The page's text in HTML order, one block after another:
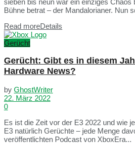
Bühne betrat – der Mandalorianer. Nun
Read moreDetails
Gerücht
Gerücht: Gibt es in diesem
Hardware News?
by GhostWriter
22. März 2022
0
Es ist die Zeit vor der E3 2022 und wie
E3 natürlich Gerüchte – jede Menge
veröffentlichten Podcast von XboxEra...